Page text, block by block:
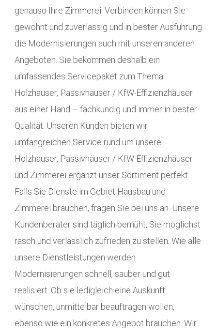
genauso Ihre Zimmerei. Verbinden können Sie
gewohnt und zuverlässig und in bester Ausführung
die Modernisierungen auch mit unseren anderen
Angeboten. Sie bekommen deshalb ein
umfassendes Servicepaket zum Thema
Holzhäuser, Passivhäuser / KfW-Effizienzhäuser
aus einer Hand – fachkundig und immer in bester
Qualität. Unseren Kunden bieten wir
umfangreichen Service rund um unsere
Holzhäuser, Passivhäuser / KfW-Effizienzhäuser
und Zimmerei ergänzt unser Sortiment perfekt.
Falls Sie Dienste im Gebiet Hausbau und
Zimmerei brauchen, fragen Sie bei uns an. Unsere
Kundenberater sind täglich bemüht, Sie möglichst
rasch und verlässlich zufrieden zu stellen. Wie alle
unsere Dienstleistungen werden
Modernisierungen schnell, sauber und gut
realisiert: Ob sie ledigleich eine Auskunft
wünschen, unmittelbar beauftragen wollen,
ebenso wie ein konkretes Angebot brauchen. Wir